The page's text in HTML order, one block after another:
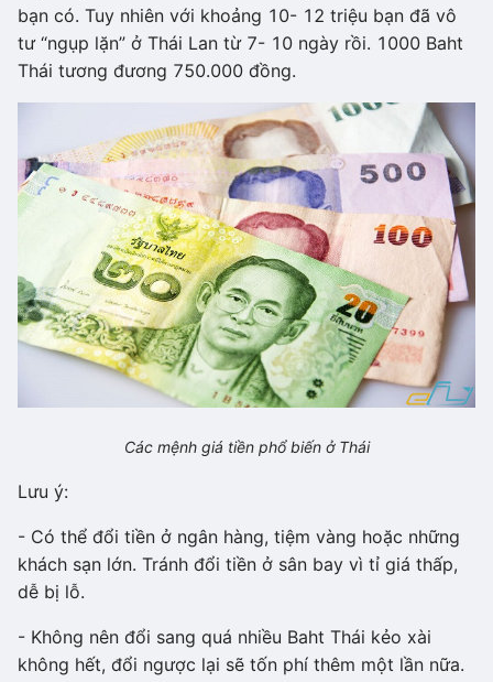
bạn có. Tuy nhiên với khoảng 10- 12 triệu bạn đã vô
tư “ngụp lặn” ở Thái Lan từ 7- 10 ngày rồi. 1000 Baht
Thái tương đương 750.000 đồng.
Các mệnh giá tiền phổ biến ở Thái
Lưu ý:
- Có thể đổi tiền ở ngân hàng, tiệm vàng hoặc những
khách sạn lớn. Tránh đổi tiền ở sân bay vì tỉ giá thấp,
dễ bị lỗ.
- Không nên đổi sang quá nhiều Baht Thái kẻo xài
không hết, đổi ngược lại sẽ tốn phí thêm một lần nữa.